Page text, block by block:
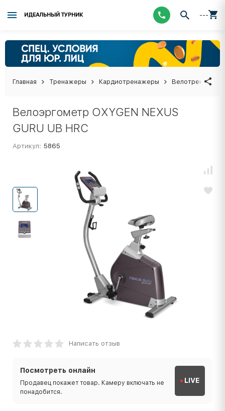
ИДЕАЛЬНЫЙ ТУРНИК ---
Главная Тренажеры Кардиотренажеры Велотренажеры
Велоэргометр OXYGEN NEXUS
GURU UB HRC
Артикул: 5865
Написать отзыв
Посмотреть онлайн
Продавец покажет товар. Камеру включать не
понадобится.
LIVE